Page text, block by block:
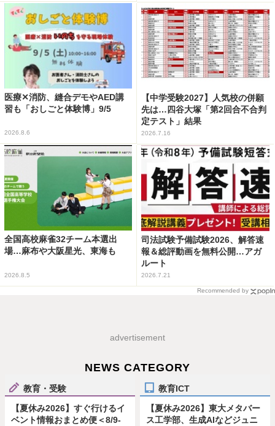
医療✕消防、縫合デモやAED講
習も「おしごと体験博」9/5
2026.8.6
【中学受験2027】人気校の併願
先は…四谷大塚「第2回合不合判
定テスト」結果
2026.7.16
全国高校麻雀32チーム本選出
場…麻布や大阪星光、東海も
2026.8.5
司法試験予備試験2026、解答速
報＆総評動画を無料公開…アガ
ルート
2026.7.21
Recommended by
advertisement
NEWS CATEGORY
教育・受験
【夏休み2026】すぐ行けるイ
ベント情報おまとめ便＜8/9-
教育ICT
【夏休み2026】東大メタバー
ス工学部、生成AIなどジュニ